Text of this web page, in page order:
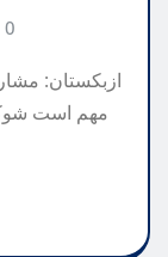
0
ازبکستان:
مهم است